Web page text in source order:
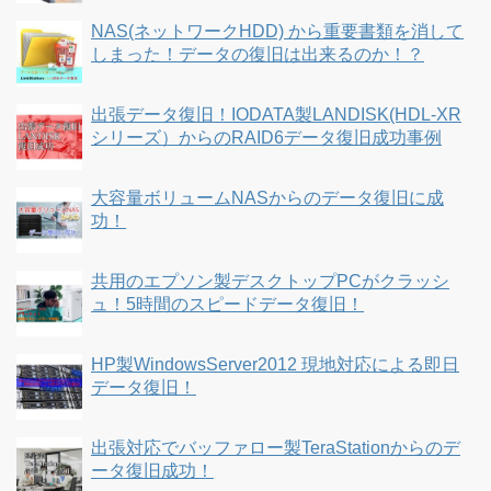
NAS(ネットワークHDD) から重要書類を消して
しまった！データの復旧は出来るのか！？
出張データ復旧！IODATA製LANDISK(HDL-XR
シリーズ）からのRAID6データ復旧成功事例
大容量ボリュームNASからのデータ復旧に成
功！
共用のエプソン製デスクトップPCがクラッシ
ュ！5時間のスピードデータ復旧！
HP製WindowsServer2012 現地対応による即日
データ復旧！
出張対応でバッファロー製TeraStationからのデ
ータ復旧成功！